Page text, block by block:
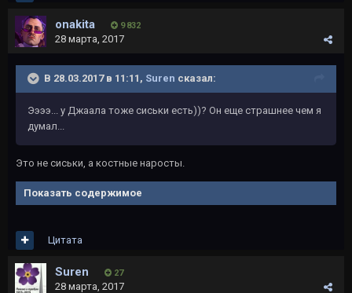
onakita 9 832
28 марта, 2017
В 28.03.2017 в 11:11, Suren сказал:
Ээээ... у Джаала тоже сиськи есть))? Он еще страшнее чем я
думал...
Это не сиськи, а костные наросты.
Показать содержимое
Цитата
Suren 27
28 марта, 2017